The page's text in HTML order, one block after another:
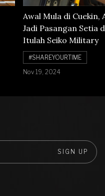
Awal Mula di Cuekin,
Jadi Pasangan Setia
Itulah Seiko Military
#SHAREYOURTIME
Nov 19, 2024
SIGN UP